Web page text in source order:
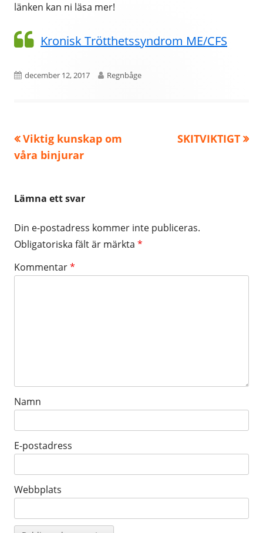
länken kan ni läsa mer!
Kronisk Trötthetssyndrom ME/CFS
Publicerat
december 12, 2017 Författare
Regnbåge
Inläggsnavigering
Föregående
artikel:
Viktig kunskap om
våra binjurar
Nästa
SKITVIKTIGT
Lämna ett svar
Din e-postadress kommer inte publiceras.
Obligatoriska fält är märkta *
Kommentar*
Namn
E-postadress
Webbplats